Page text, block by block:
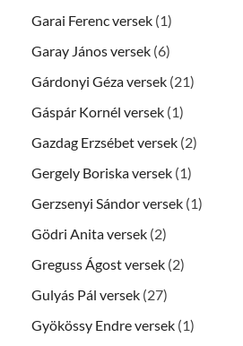
Garai Ferenc versek (1)
Garay János versek (6)
Gárdonyi Géza versek (21)
Gáspár Kornél versek (1)
Gazdag Erzsébet versek (2)
Gergely Boriska versek (1)
Gerzsenyi Sándor versek (1)
Gödri Anita versek (2)
Greguss Ágost versek (2)
Gulyás Pál versek (27)
Gyökössy Endre versek (1)